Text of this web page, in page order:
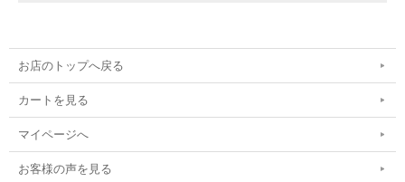
お店のトップへ戻る
カートを見る
マイページへ
お客様の声を見る